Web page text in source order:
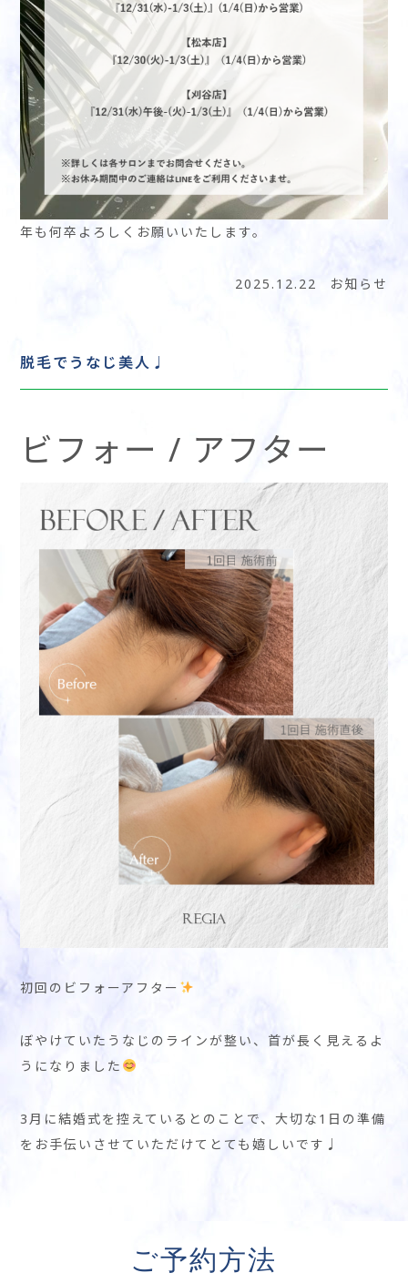
年も何卒よろしくお願いいたします。
2025.12.22 お知らせ
脱毛でうなじ美人♩
ビフォー / アフター
初回のビフォーアフター
ぼやけていたうなじのラインが整い、首が長く見えるよ
うになりました
3月に結婚式を控えているとのことで、大切な1日の準備
をお手伝いさせていただけてとても嬉しいです♩
ご予約方法